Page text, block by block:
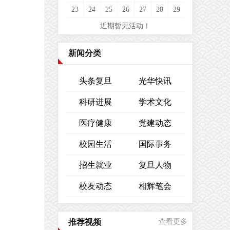
23 24 25 26 27 28 29
近期暂无活动！
新闻分类
头条复旦 光华快讯
科研进展 学术文化
医疗健康 党建动态
校园生活 国际事务
招生就业 复旦人物
校友动态 相辉笔会
推荐视频 查看更多